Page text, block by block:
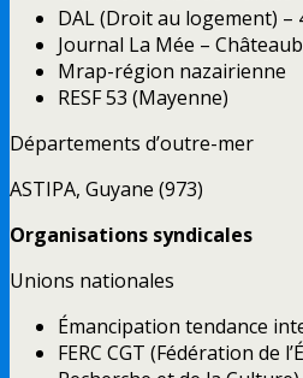
DAL (Droit au logement) –
Journal La Mée –
Mrap-région nazairienne
RESF 53 (Mayenne)
Départements d’outre-mer
ASTIPA, Guyane (973)
Organisations syndicales
Unions nationales
Émancipation tendance
FERC CGT (Fédération de